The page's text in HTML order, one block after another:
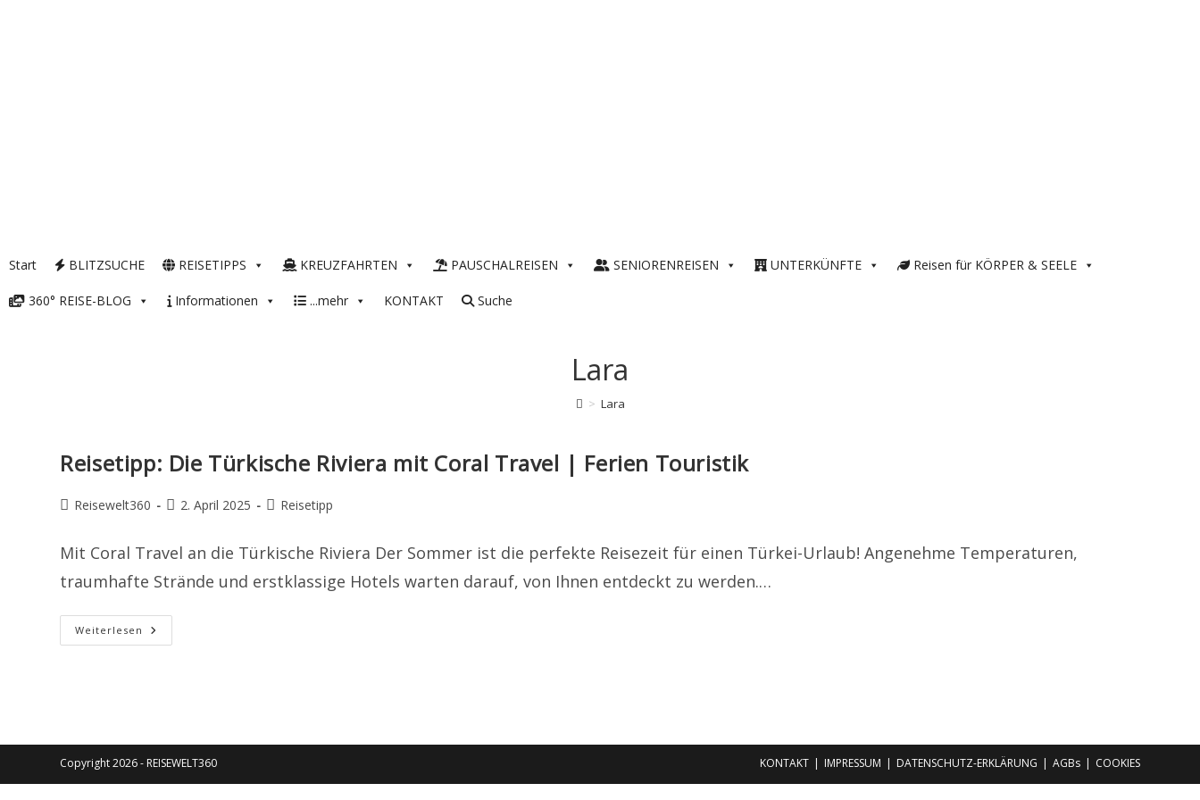
Start BLITZSUCHE REISETIPPS KREUZFAHRTEN PAUSCHALREISEN SENIORENREISEN UNTERKÜNFTE Reisen für KÖRPER & SEELE
360° REISE-BLOG Informationen ...mehr KONTAKT Suche
Lara
> Lara
Reisetipp: Die Türkische Riviera mit Coral Travel | Ferien Touristik
Beitrags-
Reisewelt360
Beitrag
2. April 2025
Beitrags-
Reisetipp
Mit Coral Travel an die Türkische Riviera Der Sommer ist die perfekte Reisezeit für einen Türkei-Urlaub! Angenehme Temperaturen,
traumhafte Strände und erstklassige Hotels warten darauf, von Ihnen entdeckt zu werden.…
Weiterlesen Reisetipp:
Die
Touristik
KONTAKT IMPRESSUM DATENSCHUTZ-ERKLÄRUNG AGBs COOKIES
Copyright 2026 - REISEWELT360